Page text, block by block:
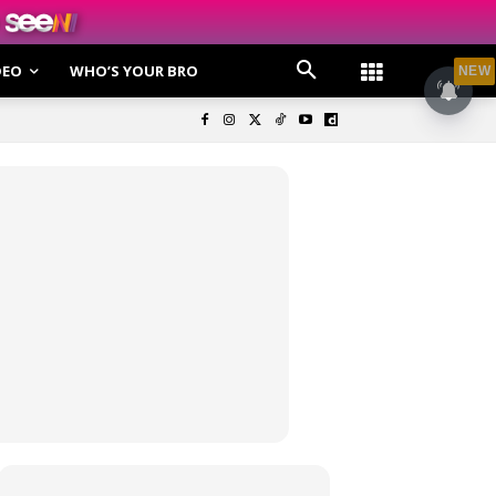
Privasi
WHO’S YOUR BRO NEW